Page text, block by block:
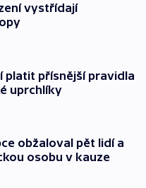
vystřídají
platit přísnější pravidla
uprchlíky
obžaloval pět lidí a
osobu v kauze